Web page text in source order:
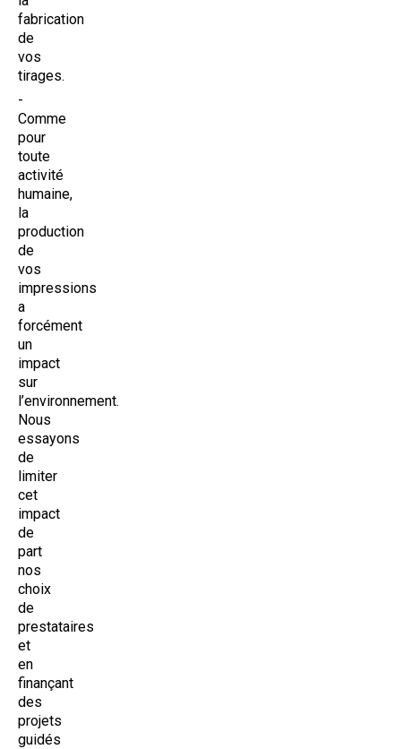
fabrication
de
vos
tirages.
Comme
pour
toute
activité
humaine,
la
production
de
vos
impressions
a
forcément
un
impact
sur
l’environnement.
Nous
essayons
de
limiter
cet
impact
de
part
nos
choix
de
prestataires
et
en
finançant
des
projets
guidés